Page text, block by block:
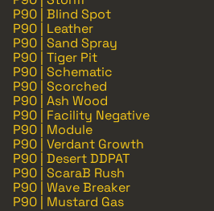
P90 | Blind Spot
P90 | Leather
P90 | Sand Spray
P90 | Tiger Pit
P90 | Schematic
P90 | Scorched
P90 | Ash Wood
P90 | Facility Negative
P90 | Module
P90 | Verdant Growth
P90 | Desert DDPAT
P90 | ScaraB Rush
P90 | Wave Breaker
P90 | Mustard Gas